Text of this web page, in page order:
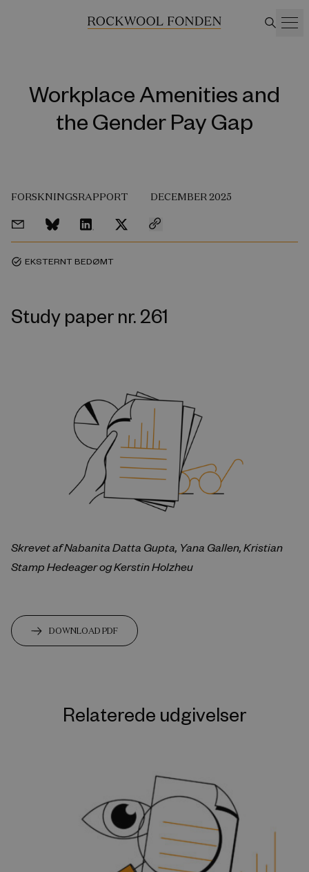
Workplace Amenities and
the Gender Pay Gap
FORSKNINGSRAPPORT DECEMBER 2025
task_alt EKSTERNT BEDØMT
Study paper nr. 261
Skrevet af Nabanita Datta Gupta, Yana Gallen, Kristian
Stamp Hedeager og Kerstin Holzheu
DOWNLOAD PDF
Relaterede udgivelser